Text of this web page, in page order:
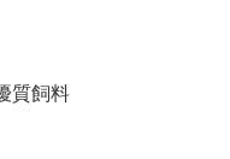
質飼料